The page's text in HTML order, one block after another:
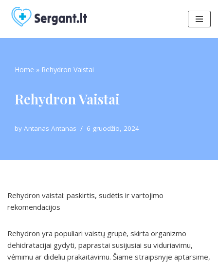
Skip
to
Home » Rehydron Vaistai
Rehydron Vaistai
by Antanas Antanas 6 gruodžio, 2024
Rehydron vaistai: paskirtis, sudėtis ir vartojimo
rekomendacijos
Rehydron yra populiari vaistų grupė, skirta organizmo
dehidratacijai gydyti, paprastai susijusiai su viduriavimu,
vėmimu ar dideliu prakaitavimu. Šiame straipsnyje aptarsime,